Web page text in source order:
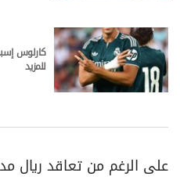
كارلوس
للمزيد
على الرغم من تعاقد ريال